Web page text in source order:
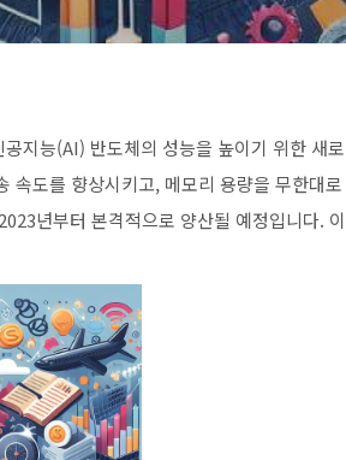
지능(AI) 반도체의 성능을 높이기 위한 새로
속도를 향상시키고, 메모리 용량을 무한대로
년부터 본격적으로 양산될 예정입니다. 이